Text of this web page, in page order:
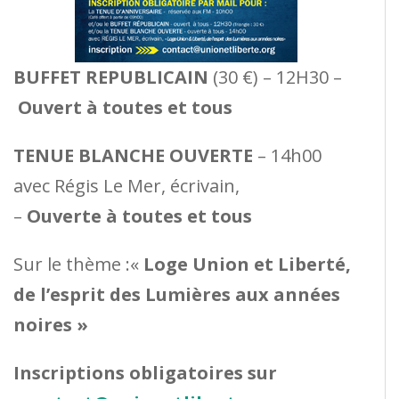
BUFFET REPUBLICAIN (30 €) – 12H30 –
Ouvert à toutes et tous
TENUE BLANCHE OUVERTE – 14h00
avec Régis Le Mer, écrivain,
– Ouverte à toutes et tous
Sur le thème :« Loge Union et Liberté,
de l’esprit des Lumières aux années
noires »
Inscriptions obligatoires sur